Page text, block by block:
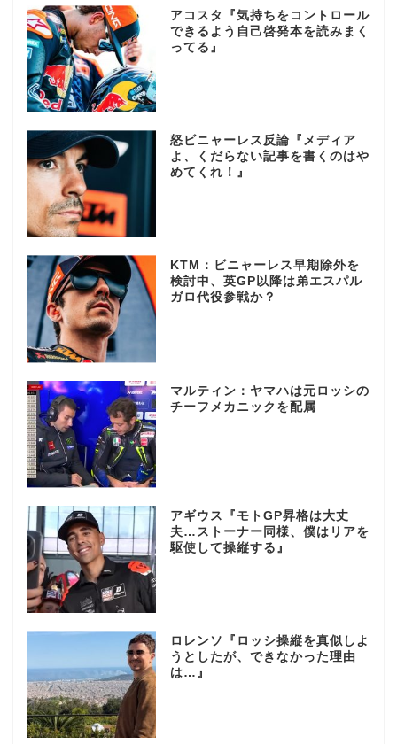
アコスタ『気持ちをコントロール
できるよう自己啓発本を読みまく
ってる』
怒ビニャーレス反論『メディア
よ、くだらない記事を書くのはや
めてくれ！』
KTM：ビニャーレス早期除外を
検討中、英GP以降は弟エスパル
ガロ代役参戦か？
マルティン：ヤマハは元ロッシの
チーフメカニックを配属
アギウス『モトGP昇格は大丈
夫…ストーナー同様、僕はリアを
駆使して操縦する』
ロレンソ『ロッシ操縦を真似しよ
うとしたが、できなかった理由
は…』